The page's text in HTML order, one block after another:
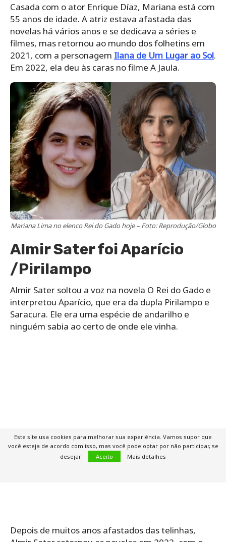
Casada com o ator Enrique Díaz, Mariana está com
55 anos de idade. A atriz estava afastada das
novelas há vários anos e se dedicava a séries e
filmes, mas retornou ao mundo dos folhetins em
2021, com a personagem Ilana de Um Lugar ao Sol.
Em 2022, ela deu às caras no filme A Jaula.
Mariana Lima no elenco Rei do Gado hoje – Foto: Reprodução/Globo
Almir Sater foi Aparício
/Pirilampo
Almir Sater soltou a voz na novela O Rei do Gado e
interpretou Aparício, que era da dupla Pirilampo e
Saracura. Ele era uma espécie de andarilho e
ninguém sabia ao certo de onde ele vinha.
Depois de muitos anos afastados das telinhas,
Este site usa cookies para melhorar sua experiência. Vamos supor que
você esteja de acordo com isso, mas você pode optar por não participar, se
desejar.
Aceito Mais detalhes